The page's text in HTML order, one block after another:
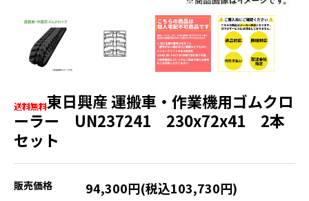
東日興産 運搬車・作業機用ゴムクロ
ーラー UN237241 230x72x41 2本
セット
販売価格 94,300円(税込103,730円)